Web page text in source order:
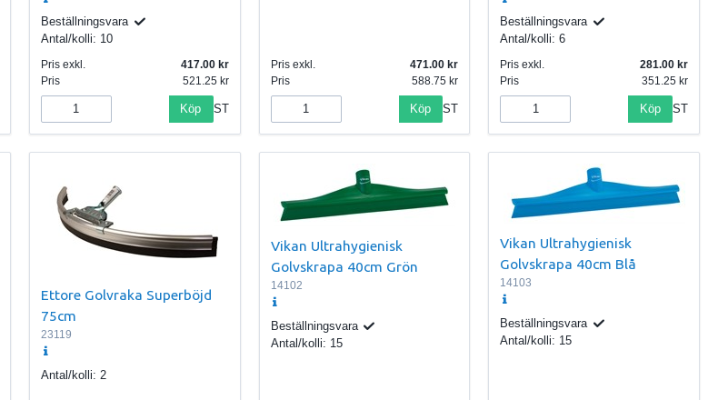
Beställningsvara
Antal/kolli: 10
Pris exkl.
417.00
Pris
521.25
Köp ST
Pris exkl.
471.00
Pris
588.75
Köp ST
Beställningsvara
Antal/kolli:6
Pris exkl.
281.00
Pris
351.25
Köp ST
Ettore Golvraka Superböjd
75cm
23119
Antal/kolli: 2
Vikan Ultrahygienisk
Golvskrapa 40cm Grön
14102
Beställningsvara
Antal/kolli: 15
Vikan Ultrahygienisk
Golvskrapa 40cm Blå
14103
Beställningsvara
Antal/kolli: 15